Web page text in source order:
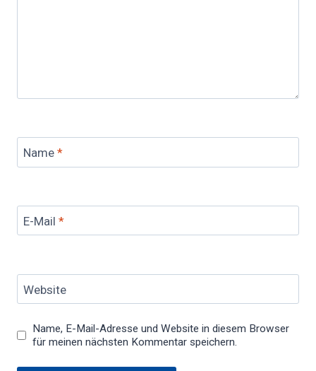
Name *
E-Mail *
Website
Name, E-Mail-Adresse und Website in diesem Browser
für meinen nächsten Kommentar speichern.